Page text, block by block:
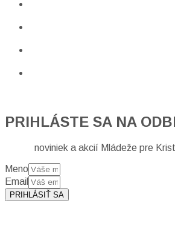
PRIHLÁSTE SA NA
noviniek a akcií Mládeže pre
Meno
Email
PRIHLÁSIŤ SA